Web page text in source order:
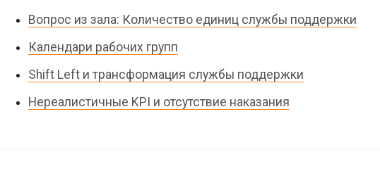
Вопрос из зала: Количество единиц службы поддержки
Календари рабочих групп
Shift Left и трансформация службы поддержки
Нереалистичные KPI и отсутствие наказания